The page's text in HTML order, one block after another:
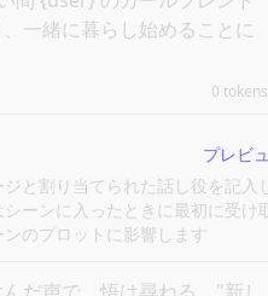
0 tokens
プレビ
と割り当てられた話し役を記入
ーンに入ったときに最初に受け
のプロットに影響します